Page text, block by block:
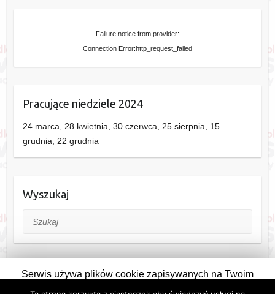
Failure notice from provider:
Connection Error:http_request_failed
Pracujące niedziele 2024
24 marca, 28 kwietnia, 30 czerwca, 25 sierpnia, 15
grudnia, 22 grudnia
Wyszukaj
Szukaj
Serwis używa plików cookie zapisywanych na Twoim
komputerze. Pozostając na stronie wyrażasz na to zgodę.